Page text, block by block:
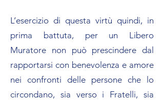
L’esercizio di questa virtù quindi, in
prima battuta, per un Libero
Muratore non può prescindere dal
rapportarsi con benevolenza e amore
nei confronti delle persone che lo
circondano, sia verso i Fratelli, sia